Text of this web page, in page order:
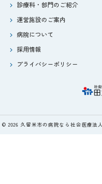
診療科・部門のご紹介
運営施設のご案内
病院について
採用情報
プライバシーポリシー
© 2026 久留米市の病院なら社会医療法